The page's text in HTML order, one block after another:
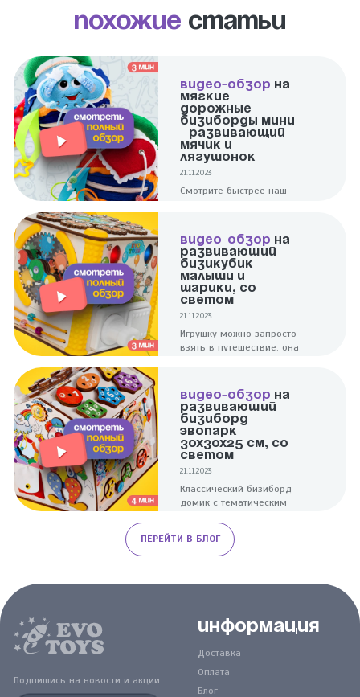
Похожие статьи
ВИДЕО-ОБЗОР НА
МЯГКИЕ
ДОРОЖНЫЕ
БИЗИБОРДЫ МИНИ
- РАЗВИВАЮЩИЙ
МЯЧИК И
ЛЯГУШОНОК
21.11.2023
Смотрите быстрее наш
мини мячики -
Развивающий и
Лягушонок!
ВИДЕО-ОБЗОР НА
РАЗВИВАЮЩИЙ
БИЗИКУБИК
МАЛЫШИ И
ШАРИКИ, СО
СВЕТОМ
21.11.2023
Игрушку можно запросто
взять в путешествие: она
ребенка.
ВИДЕО-ОБЗОР НА
РАЗВИВАЮЩИЙ
БИЗИБОРД
ЭВОПАРК
30Х30Х25 СМ, СО
СВЕТОМ
21.11.2023
Классический бизиборд
домик с тематическим
развитии малышей. Для
тренировки пальчиков
здесь собраны элементы,
фактуре.
ПЕРЕЙТИ В БЛОГ
Подпишись на новости и акции
Информация
Доставка
Оплата
Блог